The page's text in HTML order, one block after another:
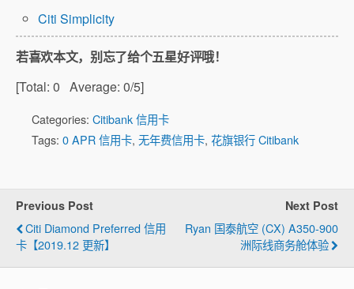
Citi Simplicity
若喜欢本文，别忘了给个五星好评哦！
[Total: 0 Average: 0/5]
Categories: Citibank 信用卡
Tags: 0 APR 信用卡, 无年费信用卡, 花旗银行 Citibank
Previous Post
Citi Diamond Preferred 信用
卡【2019.12 更新】
Next Post
Ryan 国泰航空 (CX) A350-900
洲际线商务舱体验